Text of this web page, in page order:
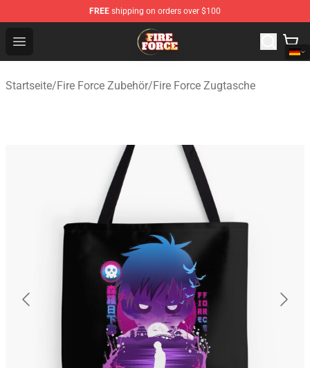
FREE shipping on orders over $100
Open menu
Fire Force Store - Official Fire Force Merchandise Shop
Startseite/Fire Force Zubehör/Fire Force Zugtasche